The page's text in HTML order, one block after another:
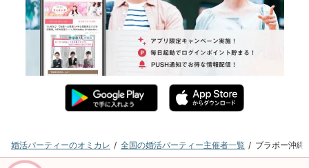
婚活パーティーのオミカレ 全国の婚活パーティー主催者一覧 ブラボー沖縄